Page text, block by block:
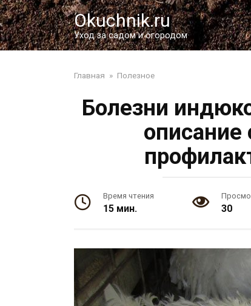
Перейти
к
контенту
Okuchnik.ru
Уход за садом и огородом
Главная » Полезное
Болезни
описание
Время чтения
15 мин. 30